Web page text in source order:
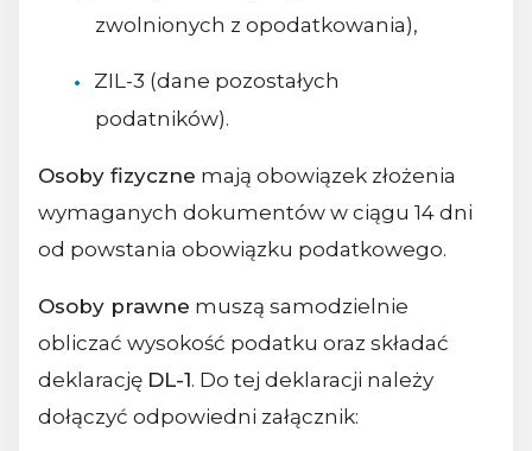
zwolnionych z opodatkowania),
ZIL-3 (dane pozostałych
podatników).
Osoby fizyczne mają obowiązek złożenia
wymaganych dokumentów w ciągu 14 dni
od powstania obowiązku podatkowego.
Osoby prawne muszą samodzielnie
obliczać wysokość podatku oraz składać
deklarację DL-1. Do tej deklaracji należy
dołączyć odpowiedni załącznik: